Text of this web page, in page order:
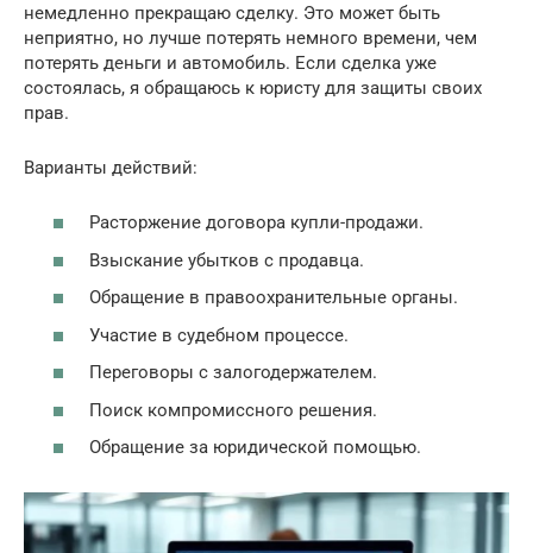
немедленно прекращаю сделку. Это может быть
неприятно, но лучше потерять немного времени, чем
потерять деньги и автомобиль. Если сделка уже
состоялась, я обращаюсь к юристу для защиты своих
прав.
Варианты действий:
Расторжение договора купли-продажи.
Взыскание убытков с продавца.
Обращение в правоохранительные органы.
Участие в судебном процессе.
Переговоры с залогодержателем.
Поиск компромиссного решения.
Обращение за юридической помощью.